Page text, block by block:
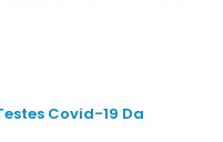
Covid-19 Da